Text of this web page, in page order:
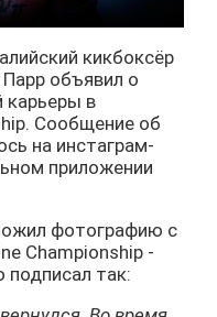
кикбоксёр
объявил о
карьеры в
Сообщение об
на инстаграм-
приложении
фотографию с
Championship -
так: